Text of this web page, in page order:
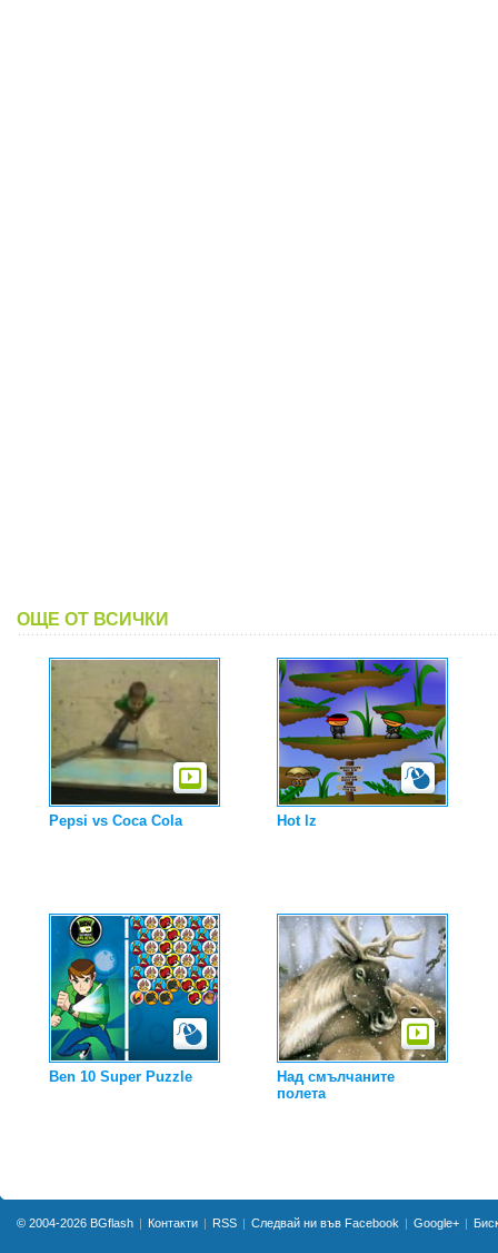
ОЩЕ ОТ ВСИЧКИ
Pepsi vs Coca Cola Hot lz
Ben 10 Super Puzzle
Над смълчаните
полета
© 2004-2026 BGflash Контакти RSS Следвай ни във Facebook Google+